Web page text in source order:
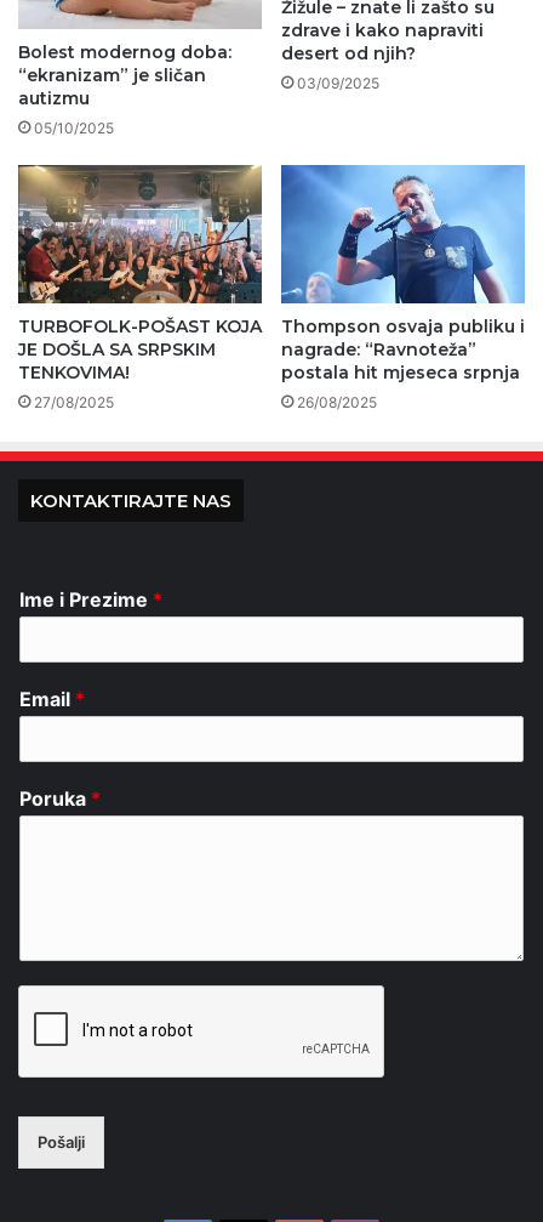
Bolest modernog doba:
“ekranizam” je sličan
autizmu
05/10/2025
Žižule – znate li zašto su
zdrave i kako napraviti
desert od njih?
03/09/2025
TURBOFOLK-POŠAST KOJA
JE DOŠLA SA SRPSKIM
TENKOVIMA!
27/08/2025
Thompson osvaja publiku i
nagrade: “Ravnoteža”
postala hit mjeseca srpnja
26/08/2025
KONTAKTIRAJTE NAS
Ime i Prezime *
Email *
Poruka *
Pošalji